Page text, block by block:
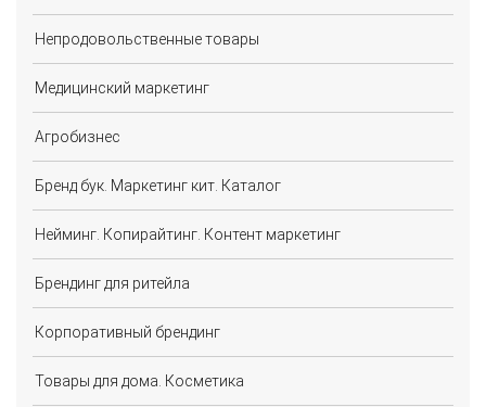
Непродовольственные товары
Медицинский маркетинг
Агробизнес
Бренд бук. Маркетинг кит. Каталог
Нейминг. Копирайтинг. Контент маркетинг
Брендинг для ритейла
Корпоративный брендинг
Товары для дома. Косметика